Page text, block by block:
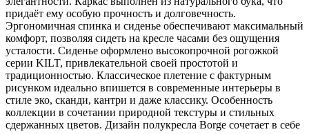
придаёт ему особую прочность и долговечность.
Эргономичная спинка и сиденье обеспечивают максимальный
комфорт, позволяя сидеть на кресле часами без ощущения
усталости. Сиденье оформлено высокопрочной рогожкой
серии KILT, привлекательной своей простотой и
традиционностью. Классическое плетение с фактурным
рисунком идеально впишется в современные интерьеры в
стиле эко, сканди, кантри и даже классику. Особенность
коллекции в сочетании природной текстуры и стильных
сдержанных цветов. Дизайн полукресла Borge сочетает в себе